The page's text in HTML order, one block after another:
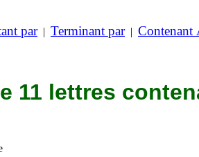
par| Terminant par| Contenant
11 lettres